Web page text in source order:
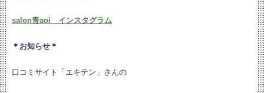
salon青aoi インスタグラム
＊お知らせ＊
口コミサイト「エキテン」さんの